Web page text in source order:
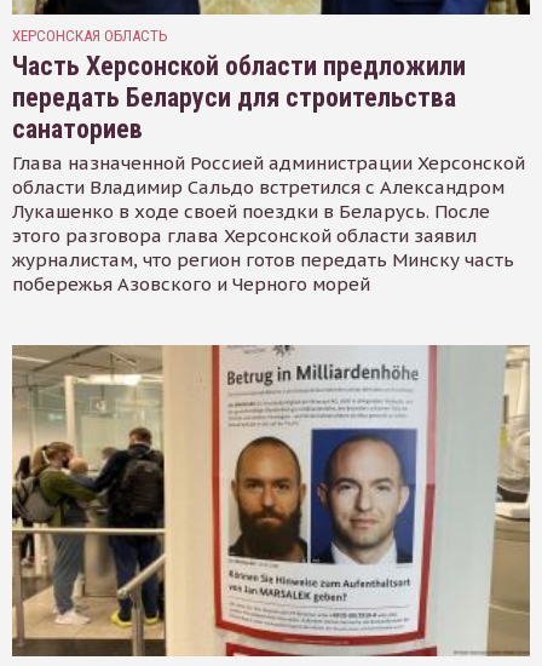
ХЕРСОНСКАЯ ОБЛАСТЬ
Часть Херсонской области предложили
передать Беларуси для строительства
санаториев
Глава назначенной Россией администрации Херсонской
области Владимир Сальдо встретился с Александром
Лукашенко в ходе своей поездки в Беларусь. После
этого разговора глава Херсонской области заявил
журналистам, что регион готов передать Минску часть
побережья Азовского и Черного морей